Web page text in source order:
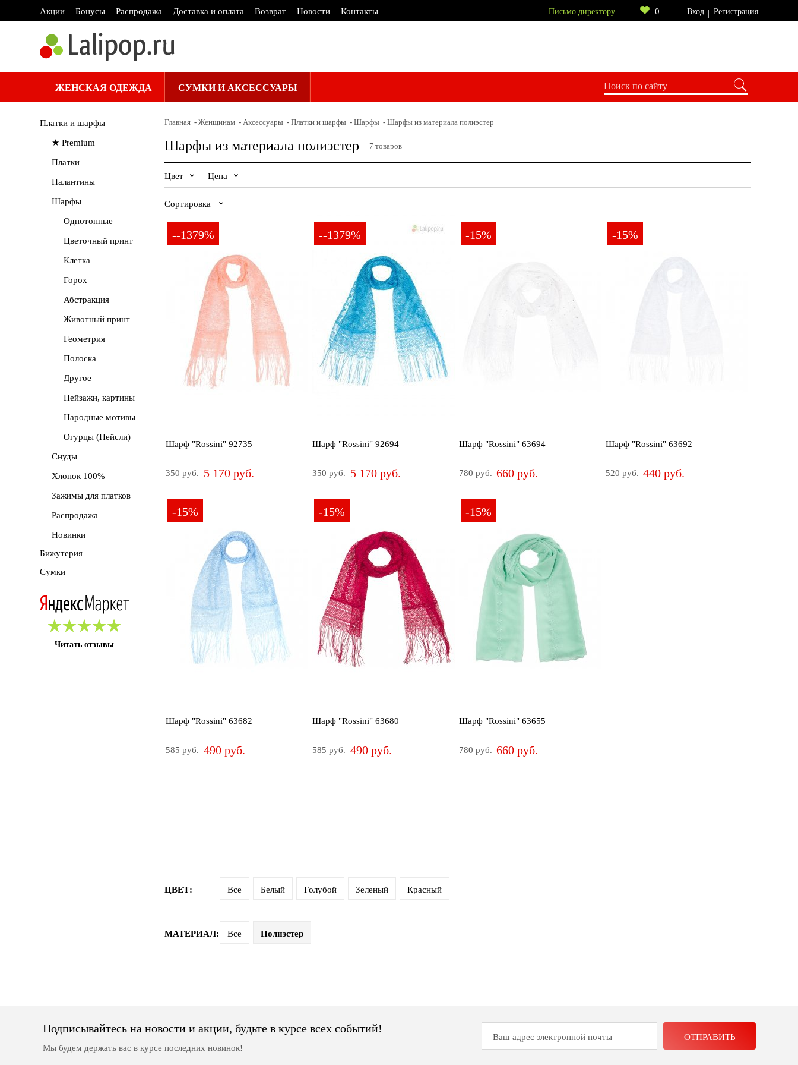
Акции Бонусы Распродажа Доставка и оплата Возврат Новости Контакты Письмо директору 0 Вход Регистрация
ЖЕНСКАЯ ОДЕЖДА СУМКИ И АКСЕССУАРЫ
Платки и шарфы
★ Premium
Платки
Палантины
Шарфы
Однотонные
Цветочный принт
Клетка
Горох
Абстракция
Животный принт
Геометрия
Полоска
Другое
Пейзажи, картины
Народные мотивы
Огурцы (Пейсли)
Снуды
Хлопок 100%
Зажимы для платков
Распродажа
Новинки
Бижутерия
Сумки
Читать отзывы
Главная Женщинам Аксессуары Платки и шарфы Шарфы Шарфы из материала полиэстер
Шарфы из материала полиэстер 7 товаров
Цвет
ПРИМЕНИТЬ СБРОСИТЬ
Цена
СБРОСИТЬ
Сортировка
Сначала
Новинки
--1379%
Шарф "Rossini" 92735
350 руб. 5 170 руб.
--1379%
Шарф "Rossini" 92694
350 руб. 5 170 руб.
-15%
Шарф "Rossini" 63694
780 руб. 660 руб.
-15%
Шарф "Rossini" 63692
520 руб. 440 руб.
-15%
Шарф "Rossini" 63682
585 руб. 490 руб.
-15%
Шарф "Rossini" 63680
585 руб. 490 руб.
-15%
Шарф "Rossini" 63655
780 руб. 660 руб.
ЦВЕТ: Все Белый Голубой Зеленый Красный
МАТЕРИАЛ: Все Полиэстер
Подписывайтесь на новости и акции, будьте в курсе всех событий!
Мы будем держать вас в курсе последних новинок!